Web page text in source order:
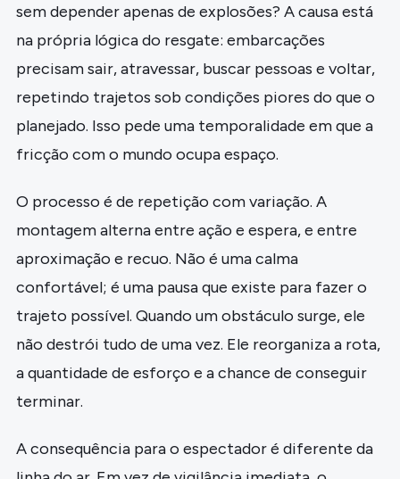
sem depender apenas de explosões? A causa está
na própria lógica do resgate: embarcações
precisam sair, atravessar, buscar pessoas e voltar,
repetindo trajetos sob condições piores do que o
planejado. Isso pede uma temporalidade em que a
fricção com o mundo ocupa espaço.
O processo é de repetição com variação. A
montagem alterna entre ação e espera, e entre
aproximação e recuo. Não é uma calma
confortável; é uma pausa que existe para fazer o
trajeto possível. Quando um obstáculo surge, ele
não destrói tudo de uma vez. Ele reorganiza a rota,
a quantidade de esforço e a chance de conseguir
terminar.
A consequência para o espectador é diferente da